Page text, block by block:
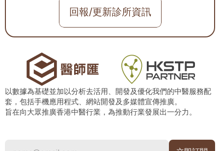
回報/更新診所資訊
以數據為基礎並加以分析去活用、開發及優化我們的中醫服務配
套，包括手機應用程式、網站開發及多媒體宣傳推廣。
旨在向大眾推廣香港中醫行業，為推動行業發展出一分力。